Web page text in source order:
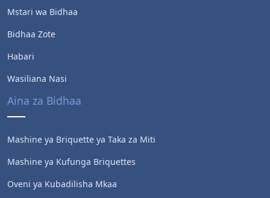
Mstari wa Bidhaa
Bidhaa Zote
Habari
Wasiliana Nasi
Aina za Bidhaa
Mashine ya Briquette ya Taka za Miti
Mashine ya Kufunga Briquettes
Oveni ya Kubadilisha Mkaa